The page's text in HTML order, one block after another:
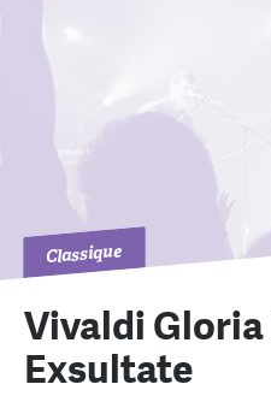
Classique
Vivaldi
Exsultate